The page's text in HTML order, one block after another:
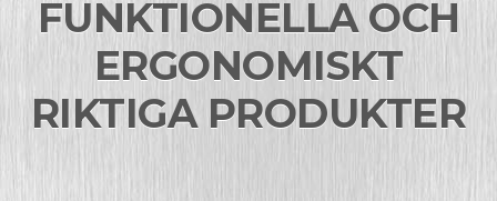
FUNKTIONELLA OCH
ERGONOMISKT
RIKTIGA PRODUKTER